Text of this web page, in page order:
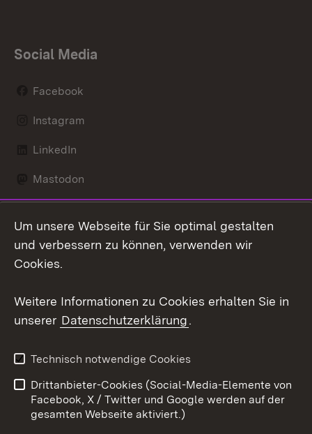
Social Media
Facebook
Instagram
LinkedIn
Mastodon
X / Twitter
Youtube
Kontakt
Datenschutz
Barrierefreiheit
Impressum Cookies
Um unsere Webseite für Sie optimal gestalten
und verbessern zu können, verwenden wir
Cookies.
Weitere Informationen zu Cookies erhalten Sie in
unserer Datenschutzerklärung.
Technisch notwendige Cookies
Drittanbieter-Cookies (Social-Media-Elemente von
Facebook, X / Twitter und Google werden auf der
gesamten Webseite aktiviert.)